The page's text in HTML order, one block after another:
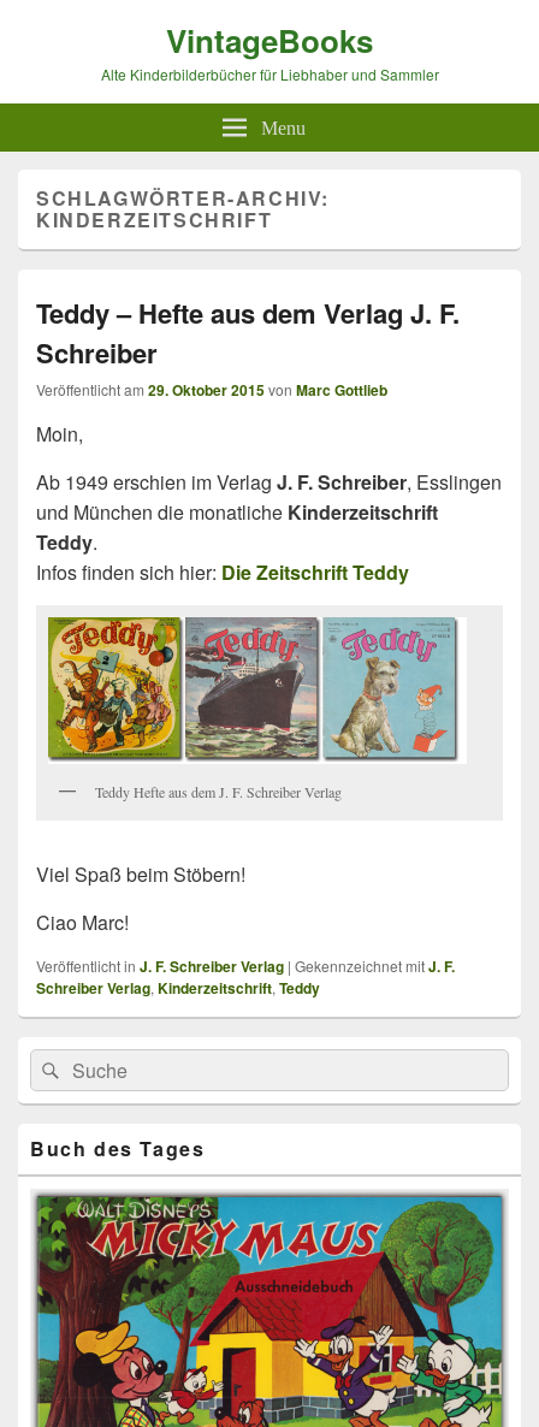
VintageBooks
Alte Kinderbilderbücher für Liebhaber und Sammler
Menu
SCHLAGWÖRTER-ARCHIV:
KINDERZEITSCHRIFT
Teddy – Hefte aus dem Verlag J. F.
Schreiber
Veröffentlicht am 29. Oktober 2015von Marc Gottlieb
Moin,
Ab 1949 erschien im Verlag J. F. Schreiber, Esslingen
und München die monatliche Kinderzeitschrift
Teddy.
Infos finden sich hier: Die Zeitschrift Teddy
Teddy Hefte aus dem J. F. Schreiber Verlag
Viel Spaß beim Stöbern!
Ciao Marc!
Veröffentlicht in J. F. Schreiber Verlag | Gekennzeichnet mitJ. F.
Schreiber Verlag, Kinderzeitschrift, Teddy
Primärer
Seitenleisten
Widget-
Bereich
Search
for:
Suche
Buch des Tages